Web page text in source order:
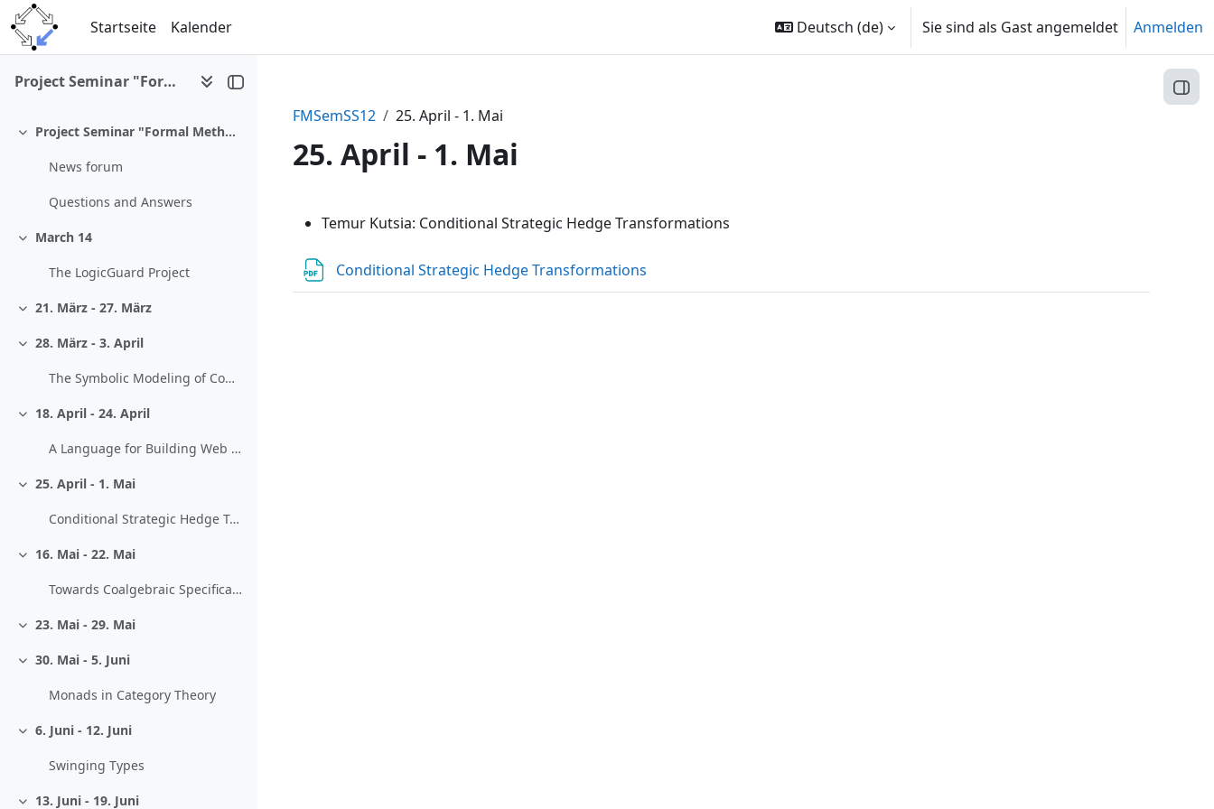
Zum Hauptinhalt
Startseite
Kalender Deutsch ‎(de)‎ Sie sind als Gast angemeldet Anmelden
Project Seminar "Formal Methods II" (SS 2012)
Einklappen Project Seminar "Formal Methods II (326.099,SS 2012)"
News forum
Questions and Answers
Einklappen
March 14
The LogicGuard Project
Einklappen
21. März - 27. März
Einklappen
28. März - 3. April
The Symbolic Modeling of Complex Functions with Usage of the Enlarging Technique
Einklappen
18. April - 24. April
A Language for Building Web Interfaces to Mathematical Software
Einklappen
25. April - 1. Mai
Conditional Strategic Hedge Transformations
Einklappen
16. Mai - 22. Mai
Towards Coalgebraic Specifications
Einklappen
23. Mai - 29. Mai
Einklappen
30. Mai - 5. Juni
Monads in Category Theory
Einklappen
6. Juni - 12. Juni
Swinging Types
13. Juni - 19. Juni
FMSemSS12
25. April - 1. Mai
25. April - 1. Mai
Abschnittsübersicht
Temur Kutsia: Conditional Strategic Hedge Transformations
Conditional Strategic Hedge Transformations